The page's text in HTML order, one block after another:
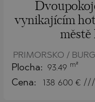
vynikajícím
městě
PRIMORSKO /
Plocha: 93.49 m²
Cena: 138 600€ ///